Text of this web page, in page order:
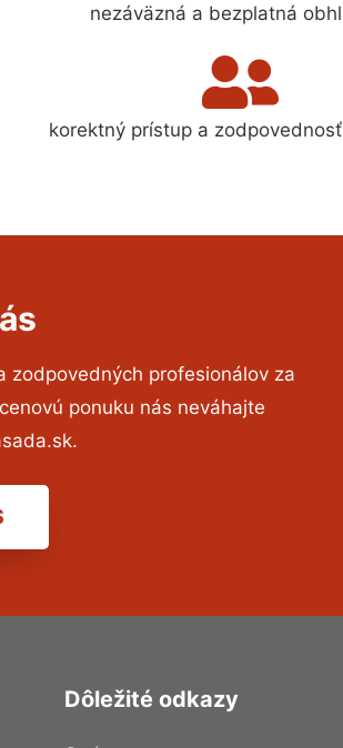
nezáväzná a bezplatná
korektný prístup a
zodpovedných profesionálov za
ponuku nás neváhajte
Dôležité odkazy